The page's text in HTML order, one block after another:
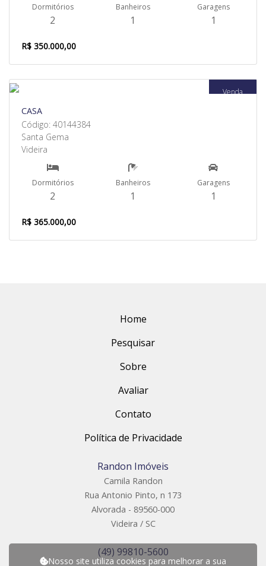
Dormitórios
2
Banheiros
1
Garagens
1
R$ 350.000,00
Venda
CASA
Código: 40144384
Santa Gema
Videira
Dormitórios
2
Banheiros
1
Garagens
1
R$ 365.000,00
Nosso site utiliza cookies para melhorar a sua
Home
Pesquisar
Sobre
Avaliar
Contato
Política de Privacidade
Randon Imóveis
Camila Randon
Rua Antonio Pinto, n 173
Alvorada - 89560-000
Videira / SC
(49) 99810-5600